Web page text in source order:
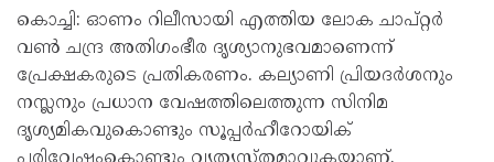
കൊച്ചി: ഓണം റിലീസായി എത്തിയ ലോക ചാപ്റ്റര്‍
വണ്‍ ചന്ദ്ര അതിഗംഭീര ദൃശ്യാനുഭവമാണെന്ന്
പ്രേക്ഷകരുടെ പ്രതികരണം. കല്യാണി പ്രിയദര്‍ശനും
നസ്ലനും പ്രധാന വേഷത്തിലെത്തുന്ന സിനിമ
ദൃശ്യമികവുകൊണ്ടും സൂപ്പര്‍ഹീറോയിക്